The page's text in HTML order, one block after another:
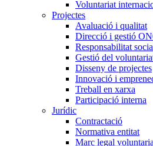
Voluntariat
Projectes
Avaluació i qualitat
Direcció i gestió
Responsabilitat
Gestió del
Disseny de projectes
Innovació i
Treball en xarxa
Participació interna
Jurídic
Contractació
Normativa entitat
Marc legal